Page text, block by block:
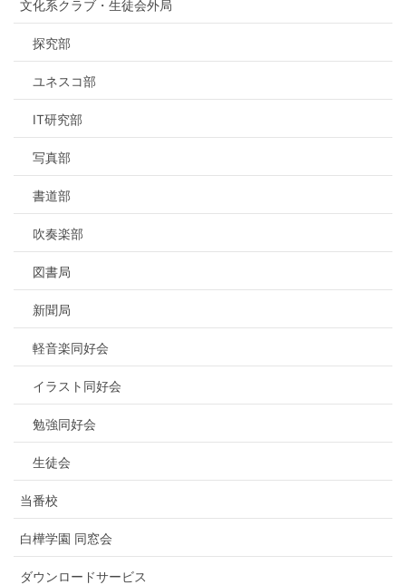
文化系クラブ・生徒会外局
探究部
ユネスコ部
IT研究部
写真部
書道部
吹奏楽部
図書局
新聞局
軽音楽同好会
イラスト同好会
勉強同好会
生徒会
当番校
白樺学園 同窓会
ダウンロードサービス